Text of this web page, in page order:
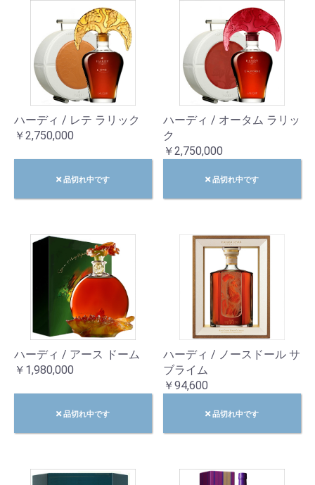
ハーディ / レテ ラリック
￥2,750,000
品切れ中です
ハーディ / オータム ラリッ
ク
￥2,750,000
品切れ中です
ハーディ / アース ドーム
￥1,980,000
品切れ中です
ハーディ / ノースドール サ
ブライム
￥94,600
品切れ中です